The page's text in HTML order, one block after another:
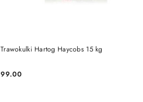
Trawokulki Hartog Haycobs 15 kg
Cena:
99.00
PRODUKT NIEDOSTĘPNY